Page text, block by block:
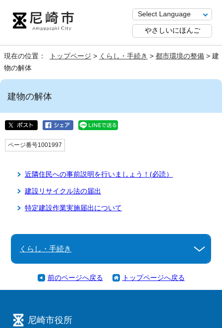
やさしいにほんご
現在の位置： トップページ > くらし・手続き > 都市環境の整備 > 建
物の解体
建物の解体
ページ番号1001997
近隣住民への事前説明を行いましょう！(必読）
建設リサイクル法の届出
特定建設作業実施届出について
くらし・手続き
前のページへ戻る トップページへ戻る
尼崎市役所